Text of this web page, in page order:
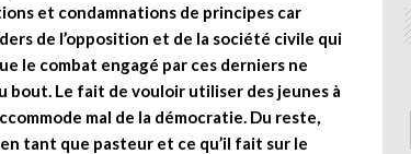
et condamnations de principes car
de l’opposition et de la société civile qui
le combat engagé par ces derniers ne
bout. Le fait de vouloir utiliser des jeunes à
mal de la démocratie. Du reste,
tant que pasteur et ce qu’il fait sur le